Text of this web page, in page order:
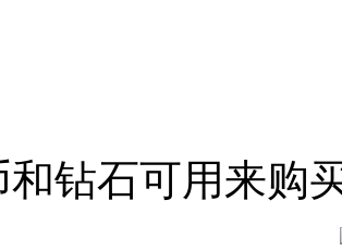
和钻石可用来购